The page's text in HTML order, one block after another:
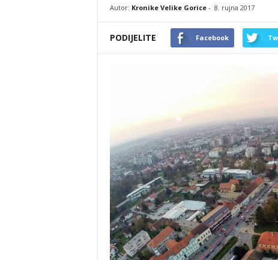
Autor: Kronike Velike Gorice- 8. rujna 2017
PODIJELITE Facebook